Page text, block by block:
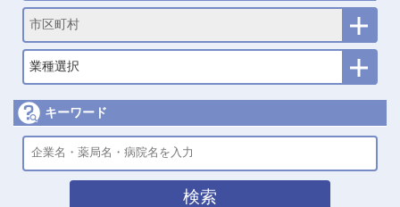
市区町村
業種選択
キーワード
検索